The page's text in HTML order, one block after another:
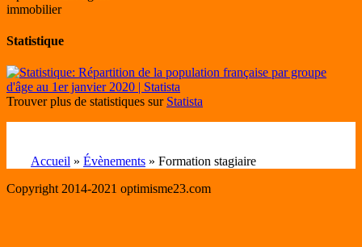
immobilier
Statistique
Trouver plus de statistiques sur Statista
Accueil » Évènements » Formation stagiaire
Copyright 2014-2021 optimisme23.com